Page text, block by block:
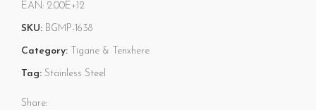
EAN: 2.00E+12
SKU: BGMP-1638
Category: Tigane & Tenxhere
Tag: Stainless Steel
Share: